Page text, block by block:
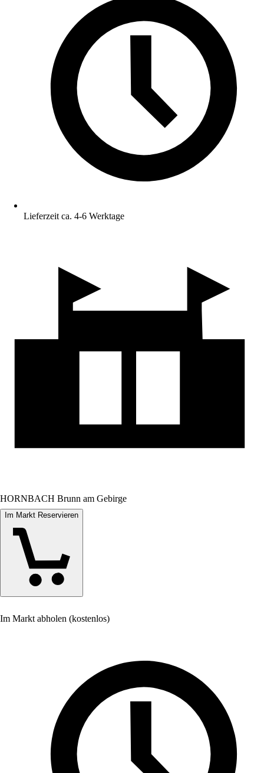
Lieferzeit ca. 4-6 Werktage
HORNBACH Brunn am Gebirge
Im Markt Reservieren
Im Markt abholen (kostenlos)